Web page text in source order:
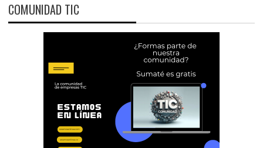
COMUNIDAD TIC